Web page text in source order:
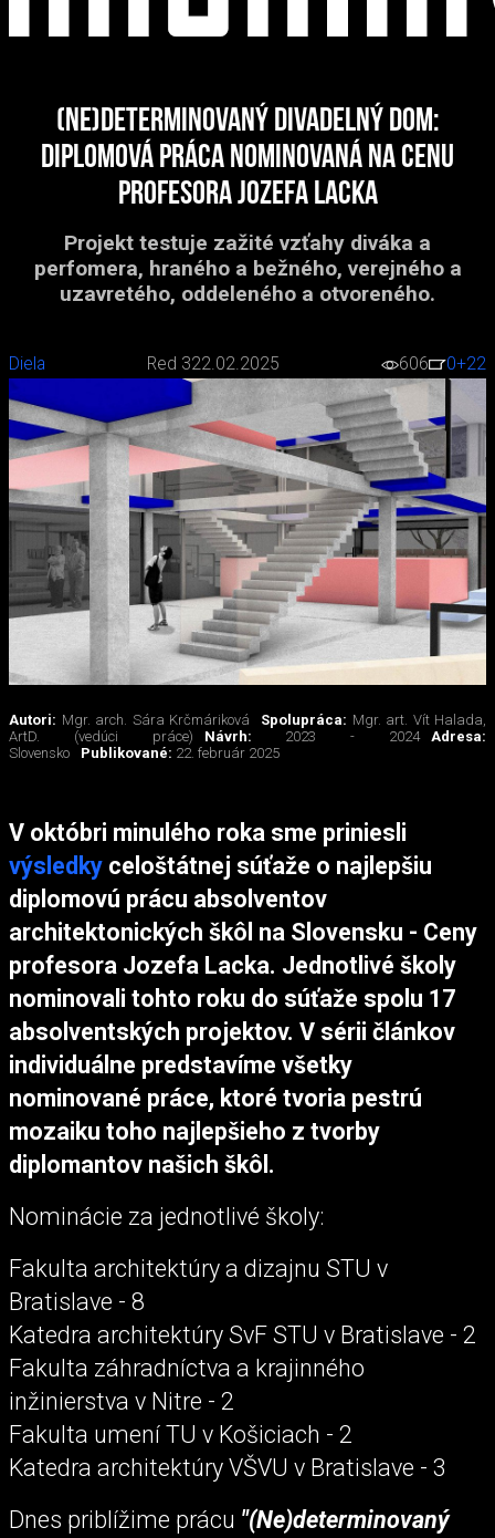
(Ne)determinovaný divadelný dom:
diplomová práca nominovaná na Cenu
profesora Jozefa Lacka
Projekt testuje zažité vzťahy diváka a
perfomera, hraného a bežného, verejného a
uzavretého, oddeleného a otvoreného.
Diela Red 322.02.2025 606 0+22
Autori: Mgr. arch. Sára Krčmáriková Spolupráca: Mgr. art. Vít Halada,
ArtD. (vedúci práce)
Návrh: 2023 - 2024
Adresa:
Slovensko
Publikované: 22. február 2025
V októbri minulého roka sme priniesli
výsledky celoštátnej súťaže o najlepšiu
diplomovú prácu absolventov
architektonických škôl na Slovensku - Ceny
profesora Jozefa Lacka. Jednotlivé školy
nominovali tohto roku do súťaže spolu 17
absolventských projektov. V sérii článkov
individuálne predstavíme všetky
nominované práce, ktoré tvoria pestrú
mozaiku toho najlepšieho z tvorby
diplomantov našich škôl.
Nominácie za jednotlivé školy:
Fakulta architektúry a dizajnu STU v
Bratislave - 8
Katedra architektúry SvF STU v Bratislave - 2
Fakulta záhradníctva a krajinného
inžinierstva v Nitre - 2
Fakulta umení TU v Košiciach - 2
Katedra architektúry VŠVU v Bratislave - 3
Dnes priblížime prácu "(Ne)determinovaný